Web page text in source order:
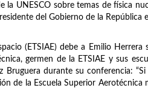
la UNESCO sobre temas de física
del Gobierno de la República
(ETSIAE) debe a Emilio
germen de la ETSIAE y sus
durante su conferencia:
de la Escuela Superior